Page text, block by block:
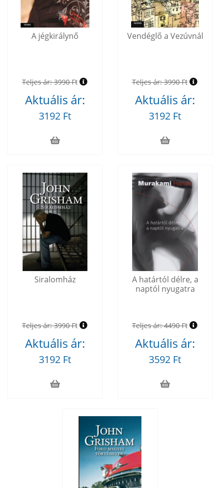
A jégkirálynő
Teljes ár:3990 Ft
Aktuális ár:
3192 Ft
Vendéglő a Vezúvnál
Teljes ár:3990 Ft
Aktuális ár:
3192 Ft
Siralomház
Teljes ár:3990 Ft
Aktuális ár:
3192 Ft
A határtól délre, a
naptól nyugatra
Teljes ár:4490 Ft
Aktuális ár:
3592 Ft